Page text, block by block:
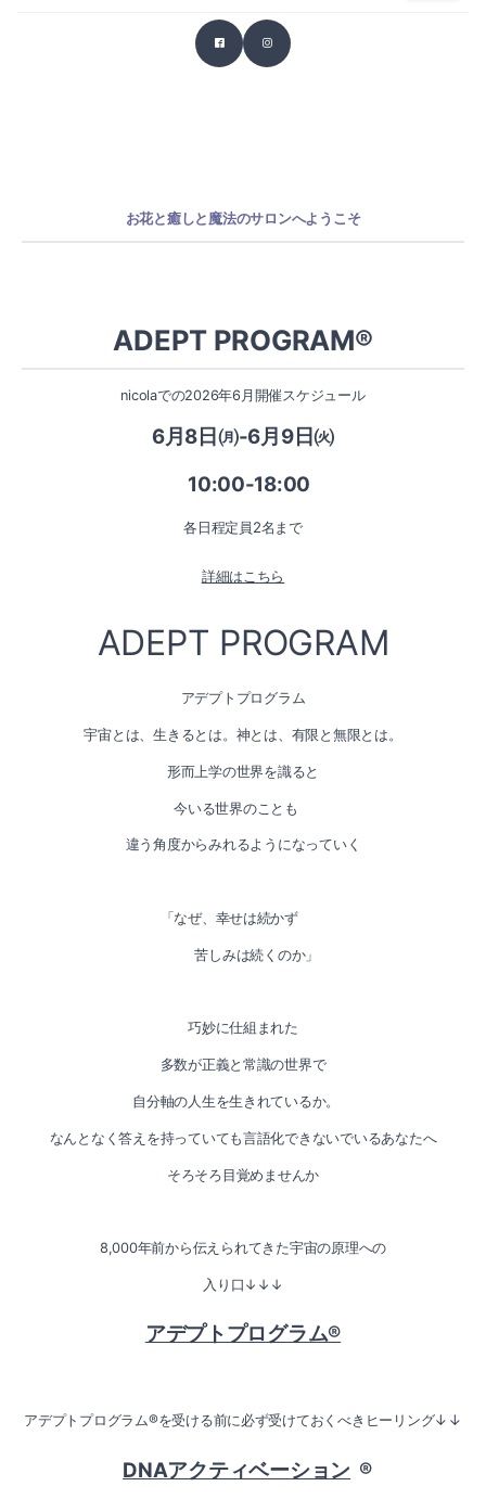
お花と癒しと魔法のサロンへようこそ
ADEPT PROGRAM®
nicolaでの2026年6月開催スケジュール
6月8日㈪-6月9日㈫
10:00-18:00
各日程定員2名まで
詳細はこちら
ADEPT PROGRAM
アデプトプログラム
宇宙とは、生きるとは。神とは、有限と無限とは。
形而上学の世界を識ると
今いる世界のことも
違う角度からみれるようになっていく
「なぜ、幸せは続かず
苦しみは続くのか」
巧妙に仕組まれた
多数が正義と常識の世界で
自分軸の人生を生きれているか。
なんとなく答えを持っていても言語化できないでいるあなたへ
そろそろ目覚めませんか
8,000年前から伝えられてきた宇宙の原理への
入り口↓↓↓
アデプトプログラム®
アデプトプログラム®を受ける前に必ず受けておくべきヒーリング↓↓
DNAアクティベーション ®